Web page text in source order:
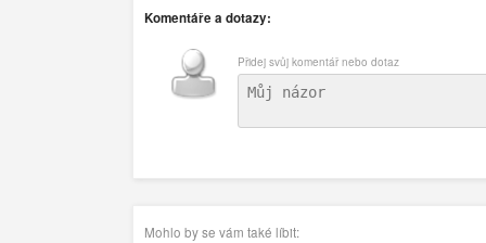
Komentáře a dotazy:
Přidej svůj komentář nebo dotaz
Mohlo by se vám také líbit: